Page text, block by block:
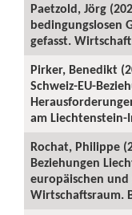
Paetzold, Jörg
bedingungslosen
gefasst.
Pirker, Benedikt
Schweiz-EU-
am
Rochat, Philippe
Beziehungen
europäischen und
Wirtschaftsraum.